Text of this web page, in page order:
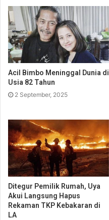
Acil Bimbo Meninggal Dunia di
Usia 82 Tahun
2 September, 2025
Ditegur Pemilik Rumah, Uya
Akui Langsung Hapus
Rekaman TKP Kebakaran di
LA